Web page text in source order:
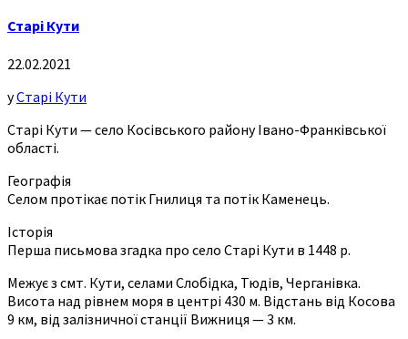
Старі Кути
22.02.2021
уСтарі Кути
Старі Кути — село Косівського району Івано-Франківської
області.
Географія
Селом протікає потік Гнилиця та потік Каменець.
Історія
Перша письмова згадка про село Старі Кути в 1448 р.
Межує з смт. Кути, селами Слобідка, Тюдів, Черганівка.
Висота над рівнем моря в центрі 430 м. Відстань від Косова
9 км, від залізничної станції Вижниця — 3 км.